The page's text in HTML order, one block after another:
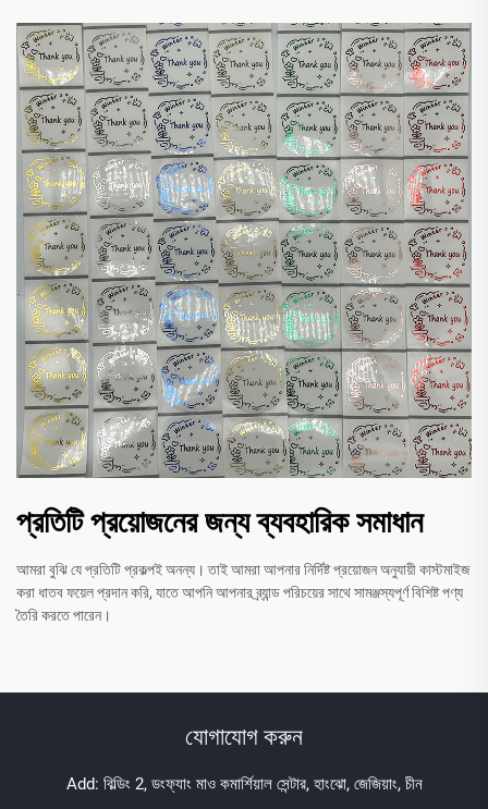
প্রতিটি প্রয়োজনের জন্য ব্যবহারিক সমাধান
আমরা বুঝি যে প্রতিটি প্রকল্পই অনন্য। তাই আমরা আপনার নির্দিষ্ট প্রয়োজন অনুযায়ী কাস্টমাইজ
করা ধাতব ফয়েল প্রদান করি, যাতে আপনি আপনার ব্র্যান্ড পরিচয়ের সাথে সামঞ্জস্যপূর্ণ বিশিষ্ট পণ্য
তৈরি করতে পারেন।
যোগাযোগ করুন
Add: বিল্ডিং 2, ডংফ্যাং মাও কমার্শিয়াল সেন্টার, হাংঝো, জেজিয়াং, চীন